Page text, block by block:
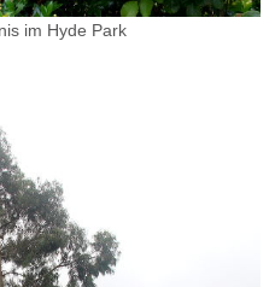
im Hyde Park